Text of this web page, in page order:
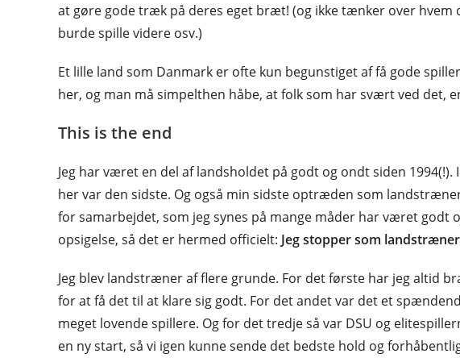
at gøre gode træk på deres eget bræt! (og ikke tænker over hvem
burde spille videre osv.)
Et lille land som Danmark er ofte kun begunstiget af få gode
her, og man må simpelthen håbe, at folk som har svært ved det,
This is the end
Jeg har været en del af landsholdet på godt og ondt siden
her var den sidste. Og også min sidste optræden som
for samarbejdet, som jeg synes på mange måder har været godt
opsigelse, så det er hermed officielt: Jeg stopper som
Jeg blev landstræner af flere grunde. For det første har jeg altid
for at få det til at klare sig godt. For det andet var det et
meget lovende spillere. Og for det tredje så var DSU og
en ny start, så vi igen kunne sende det bedste hold og